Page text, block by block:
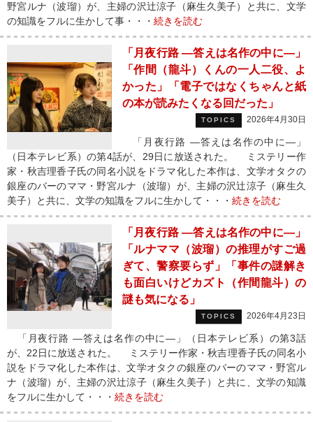
野宮ルナ（波瑠）が、主婦の沢辻涼子（麻生久美子）と共に、文学
の知識をフルに生かして事・・・ 続きを読む
「月夜行路 ―答えは名作の中に―」
「作間（龍斗）くんの一人二役、よ
かった」「電子ではなくちゃんと紙
の本が読みたくなる回だった」
TOPICS 2026年4月30日
「月夜行路 ―答えは名作の中に―」
（日本テレビ系）の第4話が、29日に放送された。 ミステリー作
家・秋吉理香子氏の同名小説をドラマ化した本作は、文学オタクの
銀座のバーのママ・野宮ルナ（波瑠）が、主婦の沢辻涼子（麻生久
美子）と共に、文学の知識をフルに生かして・・・ 続きを読む
「月夜行路 ―答えは名作の中に―」
「ルナママ（波瑠）の推理がすご過
ぎて、警察要らず」「事件の謎解き
も面白いけどカズト（作間龍斗）の
謎も気になる」
TOPICS 2026年4月23日
「月夜行路 ―答えは名作の中に―」（日本テレビ系）の第3話
が、22日に放送された。 ミステリー作家・秋吉理香子氏の同名小
説をドラマ化した本作は、文学オタクの銀座のバーのママ・野宮ル
ナ（波瑠）が、主婦の沢辻涼子（麻生久美子）と共に、文学の知識
をフルに生かして・・・ 続きを読む